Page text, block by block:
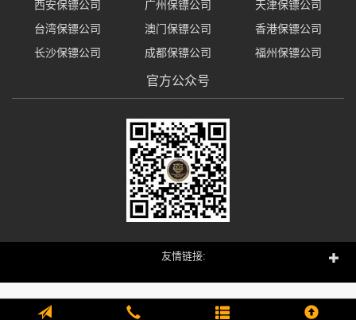
西安保镖公司
广州保镖公司
天津保镖公司
台湾保镖公司
澳门保镖公司
香港保镖公司
长沙保镖公司
成都保镖公司 福州保镖公司
官方公众号
友情链接: